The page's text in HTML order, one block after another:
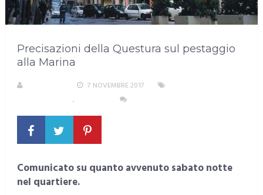
Precisazioni della Questura sul pestaggio
alla Marina
7 NOVEMBRE 2017
,
Comunicato su quanto avvenuto sabato notte
nel quartiere.